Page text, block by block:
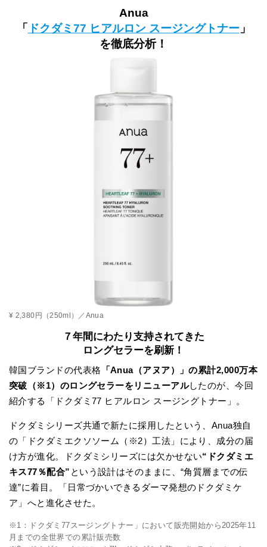
Anua
「 ドクダミ77 ヒアルロン スージングトナー 」
を徹底分析！
¥ 2,380円（250ml）／Anua
７年間にわたり支持されてきた
ロングセラーを刷新！
韓国ブランドの代表格 「Anua（アヌア）」の累計2,000万本
突破（※1）のロングセラーをリニューアルしたのが、今回
紹介する「ドクダミ77 ヒアルロン スージングトナー」。
ドクダミシリーズ共通で新たに採用したという、Anua独自
の「ドクダミエクソソーム（※2）工法」により、成分の届
け方が進化。ドクダミシリーズには欠かせない“ドクダミエ
キス77％配合” という設計はそのままに、“角質層までの伝
達”に着目。「日常づかいできるダーマ発想のドクダミケ
ア」へと進化させた。
※1：ドクダミ77スージングトナー」において販売開始から2025年11
月までの全世界での累計販売数